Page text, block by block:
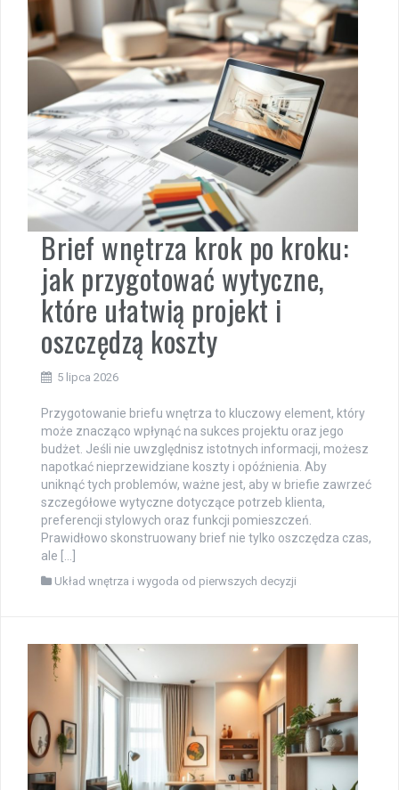
Brief wnętrza krok po kroku:
jak przygotować wytyczne,
które ułatwią projekt i
oszczędzą koszty
5 lipca 2026
Przygotowanie briefu wnętrza to kluczowy element, który
może znacząco wpłynąć na sukces projektu oraz jego
budżet. Jeśli nie uwzględnisz istotnych informacji, możesz
napotkać nieprzewidziane koszty i opóźnienia. Aby
uniknąć tych problemów, ważne jest, aby w briefie zawrzeć
szczegółowe wytyczne dotyczące potrzeb klienta,
preferencji stylowych oraz funkcji pomieszczeń.
Prawidłowo skonstruowany brief nie tylko oszczędza czas,
ale […]
Układ wnętrza i wygoda od pierwszych decyzji